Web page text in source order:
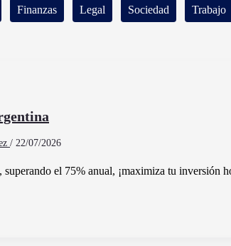
Finanzas Legal Sociedad Trabajo
/ 22/07/2026
el 75% anual, ¡maximiza tu inversión